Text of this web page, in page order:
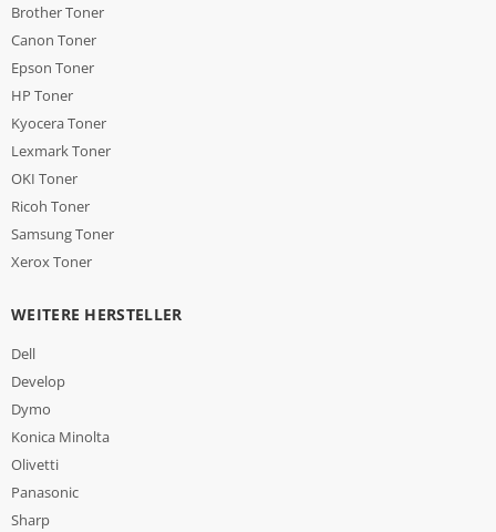
Brother Toner
Canon Toner
Epson Toner
HP Toner
Kyocera Toner
Lexmark Toner
OKI Toner
Ricoh Toner
Samsung Toner
Xerox Toner
WEITERE HERSTELLER
Dell
Develop
Dymo
Konica Minolta
Olivetti
Panasonic
Sharp